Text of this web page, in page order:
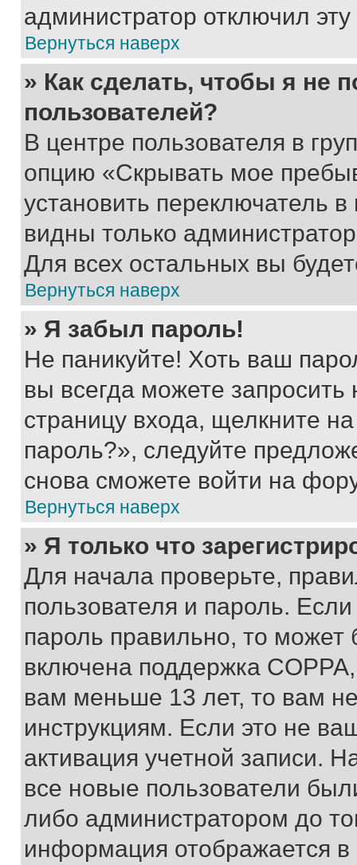
администратор отключил
Вернуться наверх
» Как сделать, чтобы я не
пользователей?
В центре пользователя в
опцию «Скрывать мое
установить переключатель
видны только
Для всех остальных вы
Вернуться наверх
» Я забыл пароль!
Не паникуйте! Хоть ваш
вы всегда можете
страницу входа, щелкните
пароль?», следуйте
снова сможете войти на
Вернуться наверх
» Я только что
Для начала проверьте,
пользователя и пароль.
пароль правильно, то может
включена поддержка
вам меньше 13 лет, то вам
инструкциям. Если это не
активация учетной записи.
все новые пользователи
либо администратором до
информация отображается